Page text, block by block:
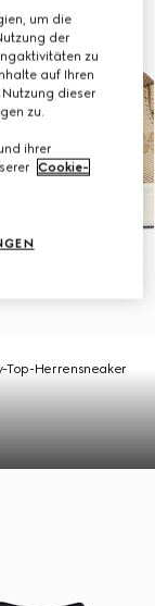
Top-Herrensneaker
um die
der
zu
auf Ihren
dieser
zu.
ihrer
Cookie-